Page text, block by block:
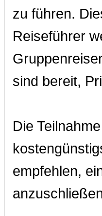
zu führen.
Reiseführer
sind bereit,
Die
empfehlen,